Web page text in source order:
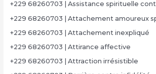
+229 68260703 | Assistance spirituelle
+229 68260703 | Attachement amoureux
+229 68260703 | Attachement inexpliqué
+229 68260703 | Attirance affective
+229 68260703 | Attraction irrésistible